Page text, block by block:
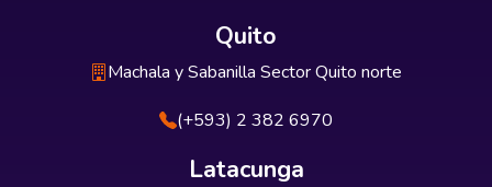
Quito
Machala y Sabanilla Sector Quito norte
(+593) 2 382 6970
Latacunga